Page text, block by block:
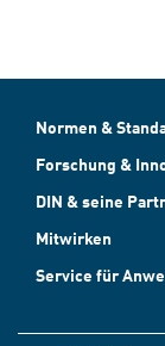
Normen &
Forschung &
DIN & seine
Mitwirken
Service für